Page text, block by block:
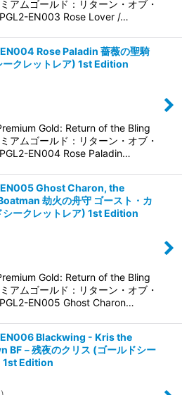
アムゴールド：リターン・オブ・
EN003 Rose Lover /…
Rose Paladin 薔薇の聖騎
ークレットレア) 1st Edition
Gold: Return of the Bling
アムゴールド：リターン・オブ・
EN004 Rose Paladin…
Ghost Charon, the
劫火の舟守 ゴースト・カ
シークレットレア) 1st Edition
Gold: Return of the Bling
アムゴールド：リターン・オブ・
EN005 Ghost Charon…
Blackwing - Kris the
BF－残夜のクリス (ゴールドシー
1st Edition